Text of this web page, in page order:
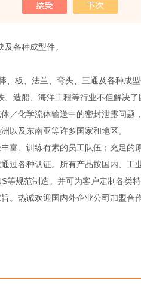
品种有：垫片、填料、平环、液下
各种成型件。
板、法兰、弯头、三通及各种成型
造船、海洋工程等行业不但解决了
／化学流体输送中的密封泄露问题
以及东南亚等许多国家和地区。
、训练有素的员工队伍；充足的
过各种认证。所有产品按国内、工
等规范制造。并可为客户定制各类特
。热诚欢迎国内外企业公司加盟合